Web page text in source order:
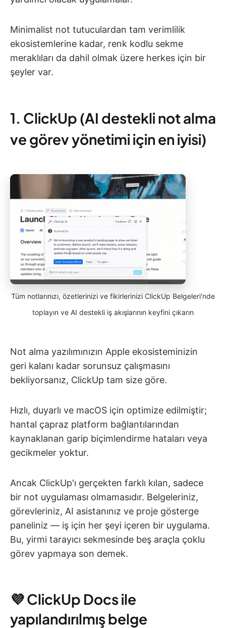
Minimalist not tutuculardan tam verimlilik
ekosistemlerine kadar, renk kodlu sekme
meraklıları da dahil olmak üzere herkes için bir
şeyler var.
1. ClickUp (AI destekli not alma
ve görev yönetimi için en iyisi)
Tüm notlarınızı, özetlerinizi ve fikirlerinizi ClickUp Belgeleri'nde
toplayın ve AI destekli iş akışlarının keyfini çıkarın
Not alma yazılımınızın Apple ekosisteminizin
geri kalanı kadar sorunsuz çalışmasını
bekliyorsanız, ClickUp tam size göre.
Hızlı, duyarlı ve macOS için optimize edilmiştir;
hantal çapraz platform bağlantılarından
kaynaklanan garip biçimlendirme hataları veya
gecikmeler yoktur.
Ancak ClickUp'ı gerçekten farklı kılan, sadece
bir not uygulaması olmamasıdır. Belgeleriniz,
görevleriniz, AI asistanınız ve proje gösterge
paneliniz — iş için her şeyi içeren bir uygulama.
Bu, yirmi tarayıcı sekmesinde beş araçla çoklu
görev yapmaya son demek.
💜 ClickUp Docs ile
yapılandırılmış belge